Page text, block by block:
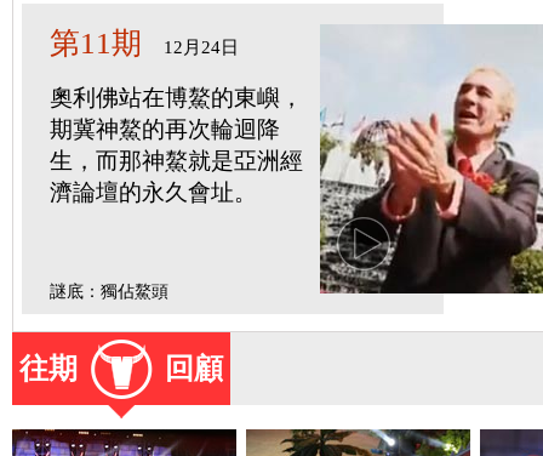
第11期 12月24日
奧利佛站在博鰲的東嶼，
期冀神鰲的再次輪迴降
生，而那神鰲就是亞洲經
濟論壇的永久會址。
謎底： 獨佔鰲頭
往期 回顧